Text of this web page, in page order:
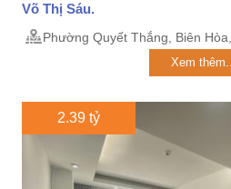
Võ Thị Sáu.
Phường Quyết Thắng, Biên
Xem
2.39 tỷ